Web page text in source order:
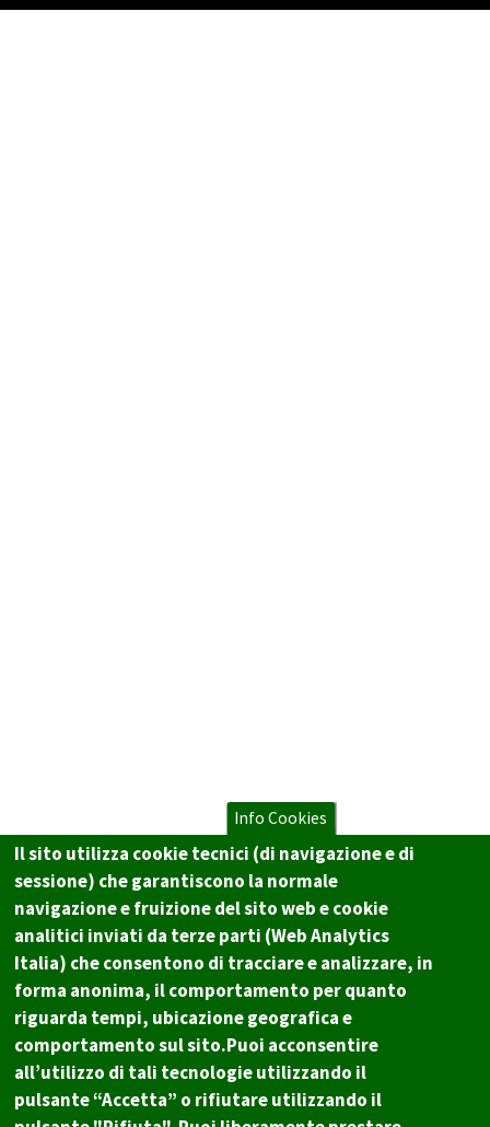
Info Cookies
Il sito utilizza cookie tecnici (di navigazione e di
sessione) che garantiscono la normale
navigazione e fruizione del sito web e cookie
analitici inviati da terze parti (Web Analytics
Italia) che consentono di tracciare e analizzare, in
forma anonima, il comportamento per quanto
riguarda tempi, ubicazione geografica e
comportamento sul sito.Puoi acconsentire
all’utilizzo di tali tecnologie utilizzando il
pulsante “Accetta” o rifiutare utilizzando il